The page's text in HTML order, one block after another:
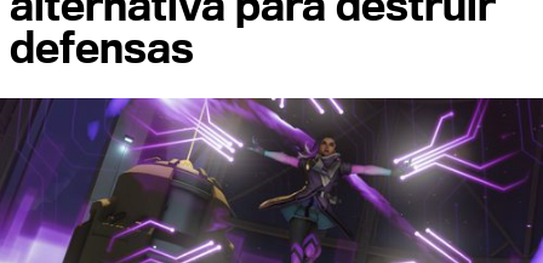
defensas